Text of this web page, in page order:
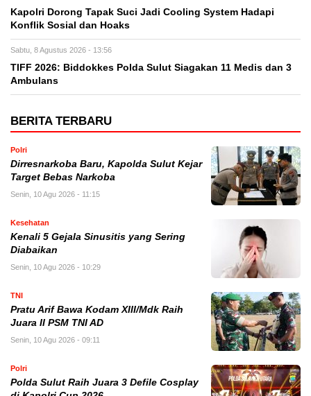
Kapolri Dorong Tapak Suci Jadi Cooling System Hadapi
Konflik Sosial dan Hoaks
Sabtu, 8 Agustus 2026 - 13:56
TIFF 2026: Biddokkes Polda Sulut Siagakan 11 Medis dan 3
Ambulans
BERITA TERBARU
Polri
Dirresnarkoba Baru, Kapolda Sulut Kejar
Target Bebas Narkoba
Senin, 10 Agu 2026 - 11:15
Kesehatan
Kenali 5 Gejala Sinusitis yang Sering
Diabaikan
Senin, 10 Agu 2026 - 10:29
TNI
Pratu Arif Bawa Kodam XIII/Mdk Raih
Juara II PSM TNI AD
Senin, 10 Agu 2026 - 09:11
Polri
Polda Sulut Raih Juara 3 Defile Cosplay